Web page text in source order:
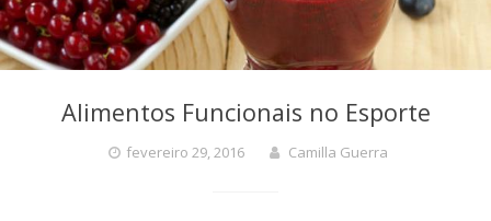
Alimentos Funcionais no Esporte
fevereiro 29, 2016 Camilla Guerra